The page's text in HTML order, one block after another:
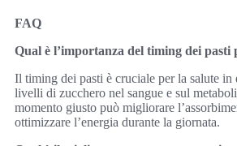
FAQ
Qual è l’importanza del timing dei pasti
Il timing dei pasti è cruciale per la salute in
livelli di zucchero nel sangue e sul
momento giusto può migliorare
ottimizzare l’energia durante la giornata.